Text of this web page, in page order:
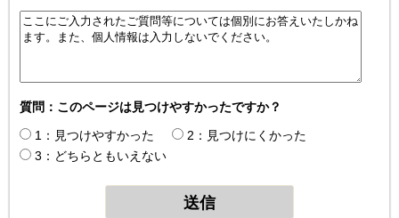
質問：このページは見つけやすかったですか？
1：見つけやすかった
2：見つけにくかった
3：どちらともいえない